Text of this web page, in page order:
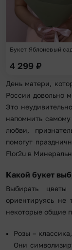
Букет Яблоневый
4 299 ₽
День матери,
России довольно
Это
напомнить
любви,
помогут
Flor2u в
Какой букет
Выбирать
ориентируясь не
некоторые общие
Розы –
Они